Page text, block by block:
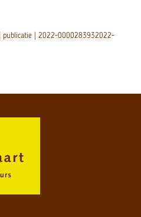
publicatie | 2022-0000283932022-